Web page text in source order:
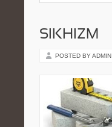
SIKHIZM
POSTED BY ADMIN